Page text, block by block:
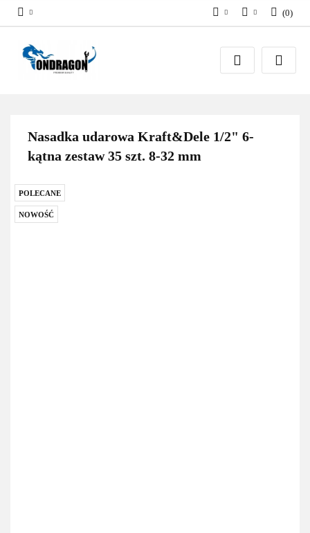
PLNZaloguj się
Załóż konto
(0)
Nasadka udarowa Kraft&Dele 1/2" 6-
kątna zestaw 35 szt. 8-32 mm
POLECANE
NOWOŚĆ